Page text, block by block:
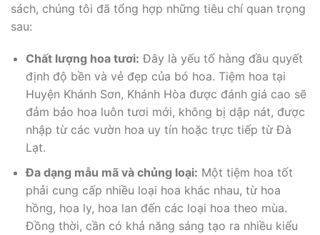
sách, chúng tôi đã tổng hợp những tiêu chí quan trọng
sau:
Chất lượng hoa tươi: Đây là yếu tố hàng đầu quyết
định độ bền và vẻ đẹp của bó hoa. Tiệm hoa tại
Huyện Khánh Sơn, Khánh Hòa được đánh giá cao sẽ
đảm bảo hoa luôn tươi mới, không bị dập nát, được
nhập từ các vườn hoa uy tín hoặc trực tiếp từ Đà
Lạt.
Đa dạng mẫu mã và chủng loại: Một tiệm hoa tốt
phải cung cấp nhiều loại hoa khác nhau, từ hoa
hồng, hoa ly, hoa lan đến các loại hoa theo mùa.
Đồng thời, cần có khả năng sáng tạo ra nhiều kiểu